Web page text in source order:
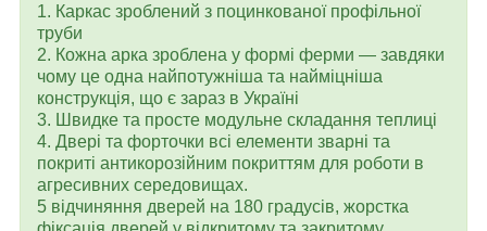
1. Каркас зроблений з поцинкованої профільної
труби
2. Кожна арка зроблена у формі ферми — завдяки
чому це одна найпотужніша та найміцніша
конструкція, що є зараз в Україні
3. Швидке та просте модульне складання теплиці
4. Двері та форточки всі елементи зварні та
покриті антикорозійним покриттям для роботи в
агресивних середовищах.
5 відчиняння дверей на 180 градусів, жорстка